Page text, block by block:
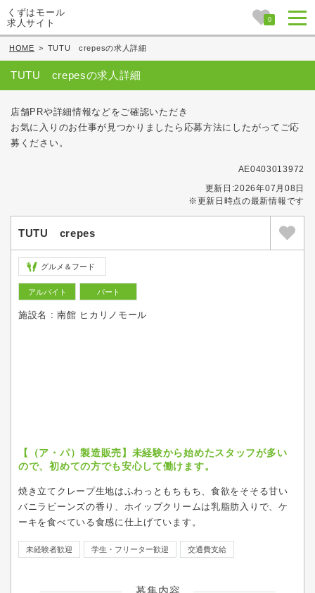
くずはモール
求人サイト
0
HOME > TUTU crepesの求人詳細
TUTU crepesの求人詳細
店舗PRや詳細情報などをご確認いただき
お気に入りのお仕事が見つかりましたら応募方法にしたがってご応
募ください。
AE0403013972
更新日:2026年07月08日
※更新日時点の最新情報です
TUTU crepes
グルメ＆フード
アルバイト パート
施設名 : 南館 ヒカリノモール
【（ア・パ）製造販売】未経験から始めたスタッフが多い
ので、初めての方でも安心して働けます。
焼き立てクレープ生地はふわっともちもち、食欲をそそる甘い
バニラビーンズの香り、ホイップクリームは乳脂肪入りで、ケ
ーキを食べている食感に仕上げています。
未経験者歓迎 学生・フリーター歓迎 交通費支給
募集内容